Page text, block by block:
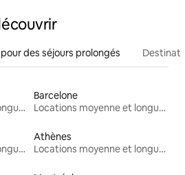
des séjours prolongés
Locations moyenne et longue durée
Barcelone
Locations moyenne et longue durée
Locations moyenne et longue durée
Athènes
Locations moyenne et longue durée